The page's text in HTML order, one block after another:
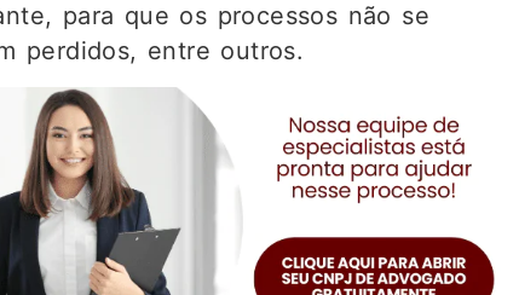
para que os processos não se
perdidos, entre outros.